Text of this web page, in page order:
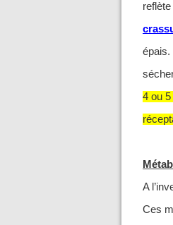
épais.
4 ou
A
Ces